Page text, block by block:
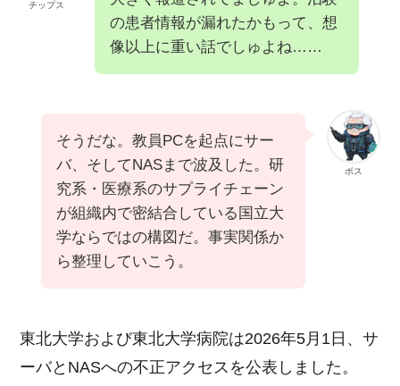
チップス
の患者情報が漏れたかもって、想
像以上に重い話でしゅよね……
ボス
そうだな。教員PCを起点にサー
バ、そしてNASまで波及した。研
究系・医療系のサプライチェーン
が組織内で密結合している国立大
学ならではの構図だ。事実関係か
ら整理していこう。
東北大学および東北大学病院は2026年5月1日、サ
ーバとNASへの不正アクセスを公表しました。